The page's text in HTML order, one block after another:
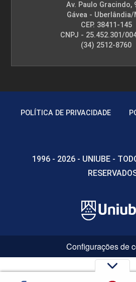
Av. Paulo Gracindo,
Gávea - Uberlândia/
CEP. 38411-145
CNPJ - 25.452.301/
(34) 2512-8760
POLÍTICA DE PRIVACIDADE
1996 - 2026 - UNIUBE -
Configurações de